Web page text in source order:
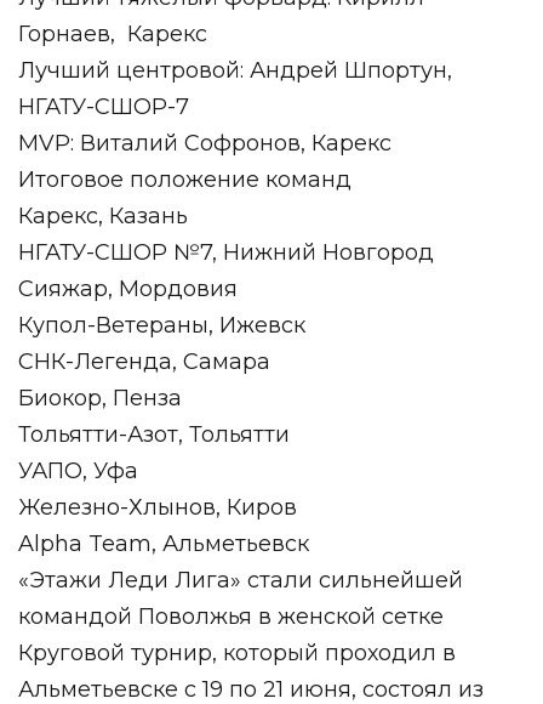
Горнаев, Карекс
Лучший центровой: Андрей Шпортун,
НГАТУ-СШОР-7
MVP: Виталий Софронов, Карекс
Итоговое положение команд
Карекс, Казань
НГАТУ-СШОР №7, Нижний Новгород
Сияжар, Мордовия
Купол-Ветераны, Ижевск
СНК-Легенда, Самара
Биокор, Пенза
Тольятти-Азот, Тольятти
УАПО, Уфа
Железно-Хлынов, Киров
Alpha Team, Альметьевск
«Этажи Леди Лига» стали сильнейшей
командой Поволжья в женской сетке
Круговой турнир, который проходил в
Альметьевске с 19 по 21 июня, состоял из